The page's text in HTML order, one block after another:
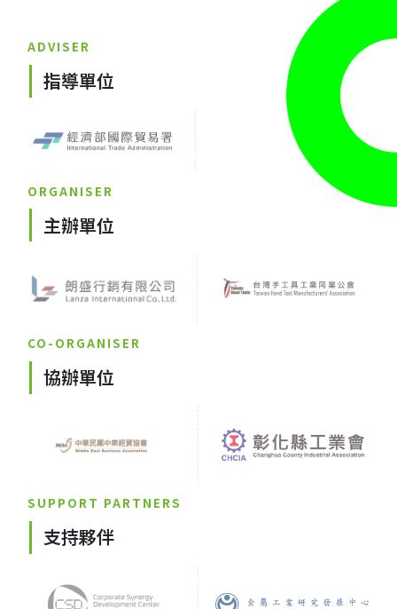
ADVISER
指導單位
ORGANISER
主辦單位
CO-ORGANISER
協辦單位
SUPPORT PARTNERS
支持夥伴